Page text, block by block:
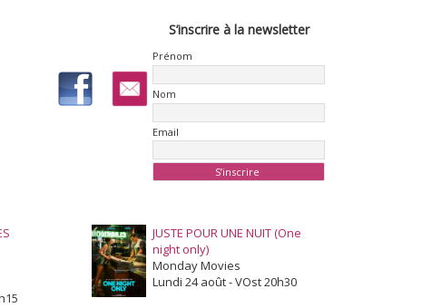
S’inscrire à la newsletter
Prénom
Nom
Email
JUSTE POUR UNE NUIT (One
night only)
Monday Movies
Lundi 24 août - VOst 20h30